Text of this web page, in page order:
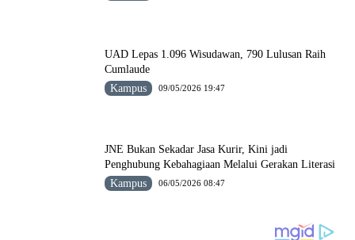
UAD Lepas 1.096 Wisudawan, 790 Lulusan Raih
Cumlaude
Kampus
09/05/2026 19:47
JNE Bukan Sekadar Jasa Kurir, Kini jadi
Penghubung Kebahagiaan Melalui Gerakan Literasi
Kampus
06/05/2026 08:47